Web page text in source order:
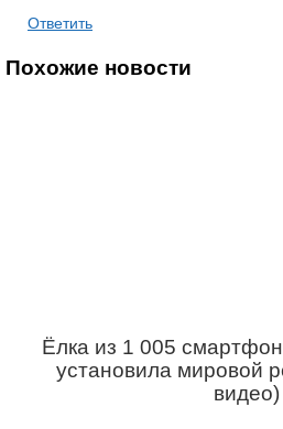
Ответить
Похожие новости
Ёлка из 1 005
установила мировой
видео)